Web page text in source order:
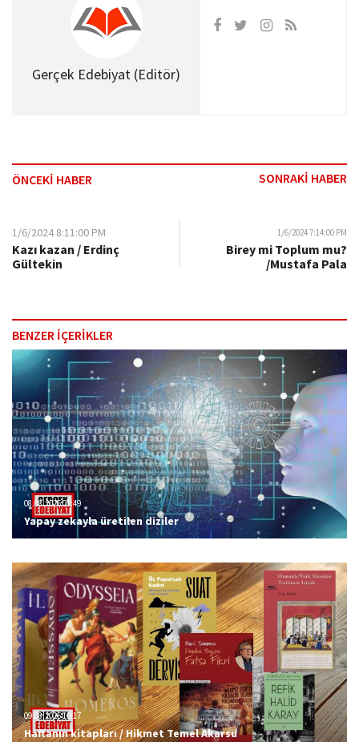
Gerçek Edebiyat (Editör)
ÖNCEKİ HABER SONRAKİ HABER
1/6/2024 8:11:00 PM
Kazı kazan / Erdinç
Gültekin
1/6/2024 7:14:00 PM
Birey mi Toplum mu?
/Mustafa Pala
BENZER İÇERİKLER
08.08.2026 01:49
Yapay zekayla üretilen diziler
09.08.2026 10:17
Haftanın kitapları / Hikmet Temel Akarsu